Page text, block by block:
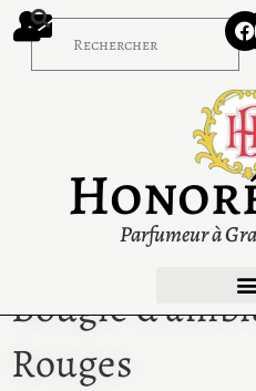
Parfumeur à
Bougie
Rouges